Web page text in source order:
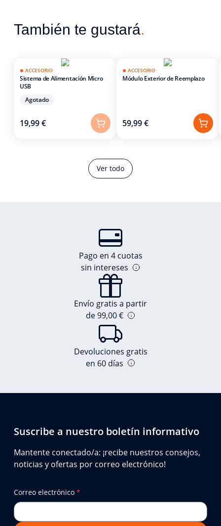
También te gustará.
Ver todo
ACCESORIO
Sistema de Alimentación Micro
USB
Agotado
19,99 €
ACCESORIO
Módulo Exterior de Reemplazo
59,99 €
Pago en 4 cuotas
sin intereses
Envío gratis a partir
de 99,00 €
Devoluciones gratis
en 60 días
Suscribe a nuestro boletín informativo
Mantente conectado/a: ¡recibe nuestros consejos,
noticias y ofertas por correo electrónico!
Correo electrónico *